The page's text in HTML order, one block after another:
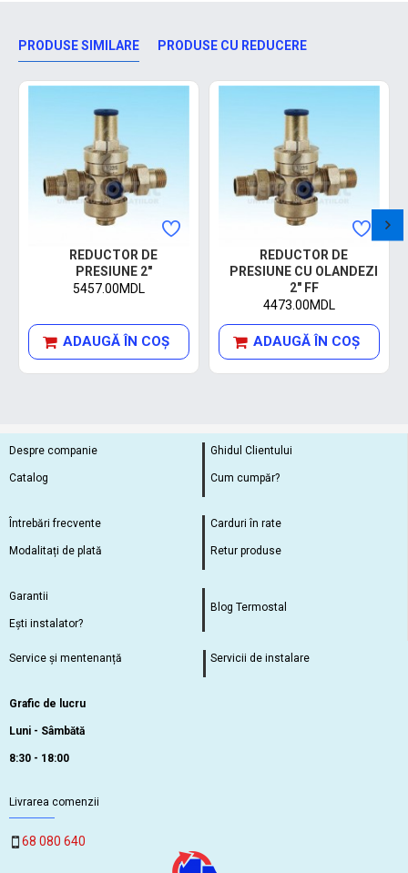
PRODUSE SIMILARE PRODUSE CU REDUCERE
REDUCTOR DE
PRESIUNE 2"
5457.00MDL
ADAUGĂ ÎN COŞ
REDUCTOR DE
PRESIUNE CU OLANDEZI
2" FF
4473.00MDL
ADAUGĂ ÎN COŞ
Despre companie
Catalog
Ghidul Clientului
Cum cumpăr?
Întrebări frecvente
Modalitați de plată
Carduri în rate
Retur produse
Garantii
Ești instalator?
Blog Termostal
Service și mentenanță Servicii de instalare
Grafic de lucru
Luni - Sâmbătă
8:30 - 18:00
Livrarea comenzii
68 080 640